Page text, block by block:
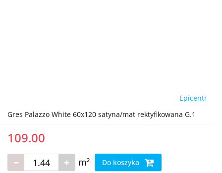
Epicentr
Gres Palazzo White 60x120 satyna/mat rektyfikowana G.1
109.00
m² Do koszyka